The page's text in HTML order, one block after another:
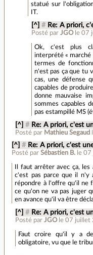
statué sur
IT.
[^] # Re: A priori,
Posté par JGO le 07
Ok, c'est plus
interprété « marché
termes de
n'est pas ça que tu
cas, une défense
capables de
donne mauvaise
sommes capables
pas estampillé MS
[^] # Re: A priori, c'est
Posté par Mathieu Segaud
[^] # Re: A priori, c'est
Posté parSébastien B. le
Il faut arrêter avec ça,
c'est pas parce que il n'y
répondre à l'offre qu'il ne
ce qu'on ne va pas juger
en avance qu'il va être
[^] # Re: A priori, c'est
Posté par JGO le 07 juillet
Faut croire qu'il y a
obligatoire, vu que le